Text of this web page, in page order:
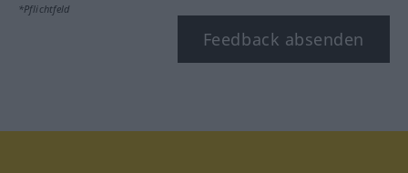
*Pflichtfeld
Feedback absenden